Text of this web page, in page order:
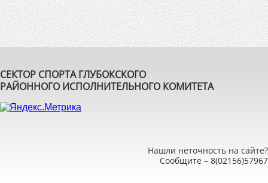
СЕКТОР СПОРТА ГЛУБОКСКОГО
РАЙОННОГО ИСПОЛНИТЕЛЬНОГО КОМИТЕТА
Нашли неточность на сайте?
Сообщите – 8(02156)57967